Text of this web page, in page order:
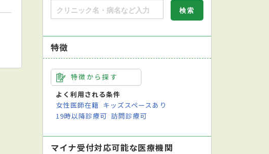
特徴
特徴から探す
よく利用される条件
女性医師在籍 キッズスペースあり
19時以降診療可 訪問診療可
マイナ受付対応可能な医療機関